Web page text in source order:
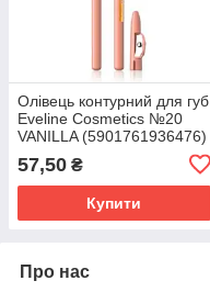
Олівець контурний для губ
Eveline Cosmetics №20
VANILLA (5901761936476)
57,50 ₴
Купити
Про нас